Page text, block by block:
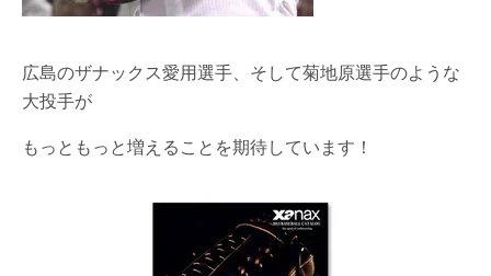
広島のザナックス愛用選手、そして菊地原選手のような
大投手が
もっともっと増えることを期待しています！